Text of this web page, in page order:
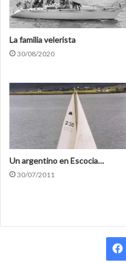
La familia velerista
30/08/2020
Un argentino en Escocia…
30/07/2011